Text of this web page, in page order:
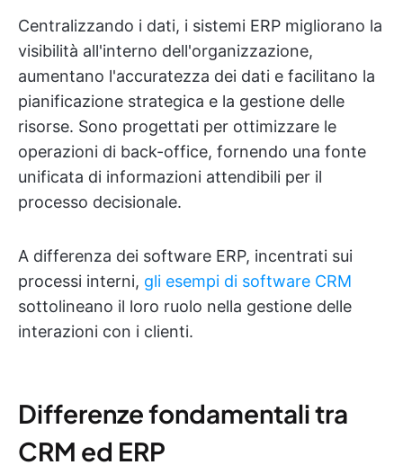
Centralizzando i dati, i sistemi ERP migliorano la
visibilità all'interno dell'organizzazione,
aumentano l'accuratezza dei dati e facilitano la
pianificazione strategica e la gestione delle
risorse. Sono progettati per ottimizzare le
operazioni di back-office, fornendo una fonte
unificata di informazioni attendibili per il
processo decisionale.
A differenza dei software ERP, incentrati sui
processi interni, gli esempi di software CRM
sottolineano il loro ruolo nella gestione delle
interazioni con i clienti.
Differenze fondamentali tra
CRM ed ERP